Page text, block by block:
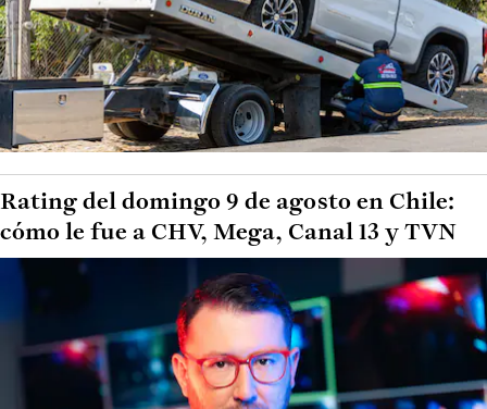
Rating del domingo 9 de agosto en Chile:
cómo le fue a CHV, Mega, Canal 13 y TVN